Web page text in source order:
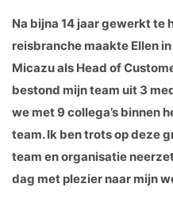
Na bijna 14 jaar gewerkt te
reisbranche maakte Ellen
Micazu als Head of
bestond mijn team uit 3
we met 9 collega’s binnen
team. Ik ben trots op deze
team en organisatie
dag met plezier naar mijn